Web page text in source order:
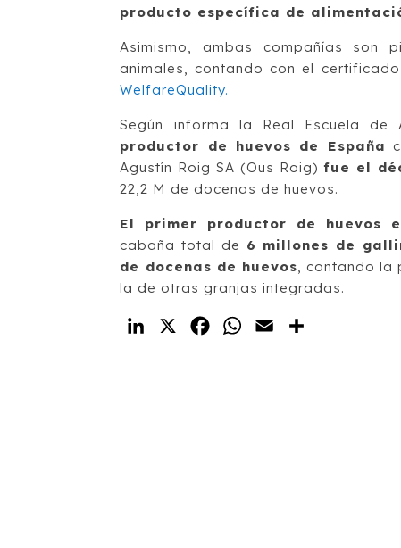
producto específica de
Asimismo, ambas compañías son
animales, contando con el
WelfareQuality.
Según informa la Real Escuela
productor de huevos de España
Agustín Roig SA (Ous Roig) fue el
22,2 M de docenas de huevos.
El primer productor de huevos
cabaña total de 6 millones de
de docenas de huevos , contando
la de otras granjas integradas.
LinkedIn
X FacebookWhatsApp
Email